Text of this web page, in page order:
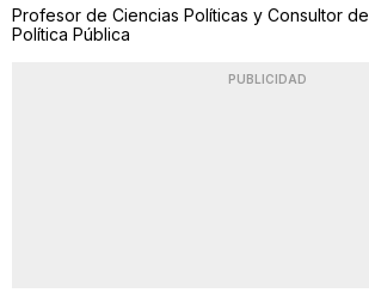
Profesor de Ciencias Políticas y Consultor de
Política Pública
PUBLICIDAD